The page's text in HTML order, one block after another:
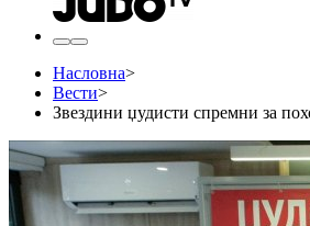
Насловна>
Вести>
Звездини џудисти спремни за